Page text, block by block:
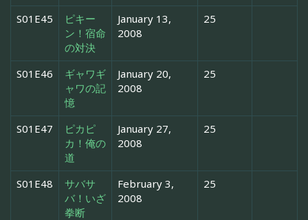
S01E45
ピキー
ン！宿命
の対決
January 13,
2008
25
S01E46
ギャワギ
ャワの記
憶
January 20,
2008
25
S01E47
ピカピ
カ！俺の
道
January 27,
2008
25
S01E48
サバサ
バ！いざ
拳断
February 3,
2008
25